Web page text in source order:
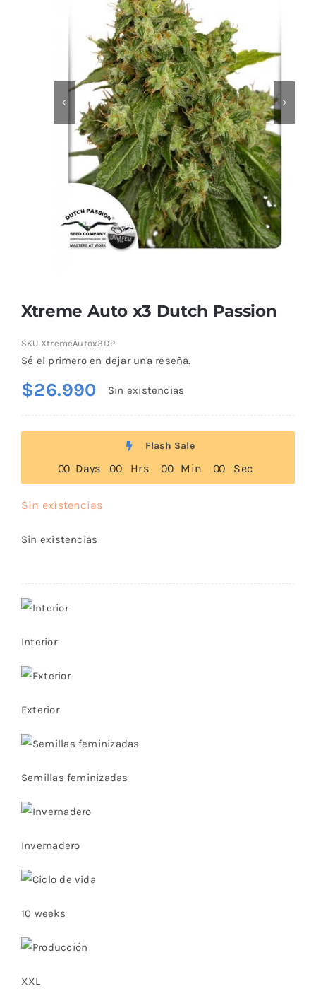
Xtreme Auto x3 Dutch Passion
SKU XtremeAutox3DP
Sé el primero en dejar una reseña.
$26.990 Sin existencias
Flash Sale
00 Days 00 Hrs 00 Min 00 Sec
Sin existencias
Sin existencias
Interior
Exterior
Semillas feminizadas
Invernadero
10 weeks
XXL